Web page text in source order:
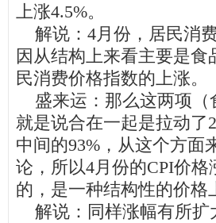
上涨4.5%。
解说：4月份，居民消
因从结构上来看主要是
民消费价格指数的上涨。
盛来运：那么这两项（
就是说合在一起是拉动了
中间的93%，从这个方面
论，所以4月份的CPI价
的，是一种结构性的价格
解说：同样涨幅有所扩